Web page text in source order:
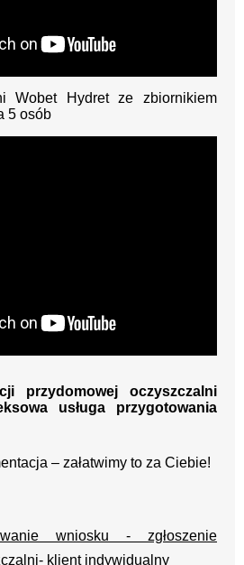
Wobet Hydret ze zbiornikiem
5 osób
przydomowej oczyszczalni
usługa przygotowania
– załatwimy to za Ciebie!
wniosku - zgłoszenie
klient indywidualny